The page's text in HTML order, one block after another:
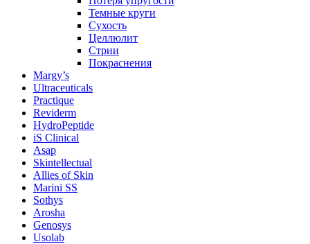
Темные круги
Сухость
Целлюлит
Стрии
Покраснения
Margy’s
Ultraceuticals
Practique
Reviderm
HydroPeptide
iS Clinical
Asap
Skintellectual
Allies of Skin
Marini SS
Sothys
Arosha
Genosys
Usolab